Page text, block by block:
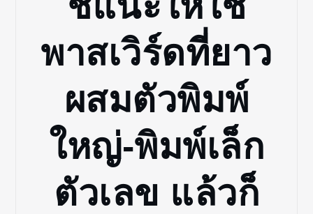
พาสเวิร์ดที่ยาว
ผสมตัวพิมพ์
ใหญ่-พิมพ์เล็ก
ตัวเลข แล้วก็